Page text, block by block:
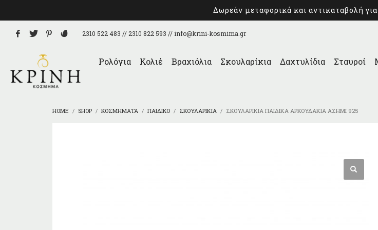
Δωρεάν μεταφορικά και αντικαταβολή
2310 522 483 // 2310 822 593 // info@krini-kosmima.gr
Ρολόγια Κολιέ Βραχιόλια Σκουλαρίκια Δαχτυλίδια Σταυροί
HOME SHOP ΚΟΣΜΉΜΑΤΑ ΠΑΙΔΙΚΌ ΣΚΟΥΛΑΡΊΚΙΑ ΣΚΟΥΛΑΡΊΚΙΑ ΠΑΙΔΙΚΆ ΑΡΚΟΥΔΆΚΙΑ ΑΣΉΜΙ 925